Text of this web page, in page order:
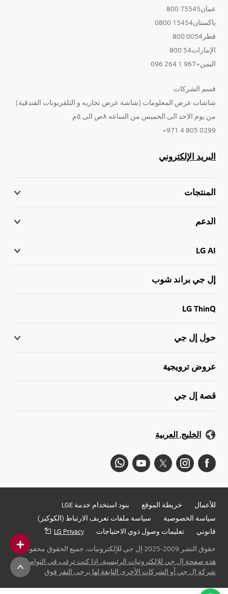
عمان75545 800
باكستان15454 0800
قطر0054 800
الإمارات54 800
اليمن+967 1 264 096
قسم الشركات
شاشات عرض المعلومات (شاشة عرض تجاريه و التلفزيونات الفندقية)
من يوم الاحد الى الخميس من الساعه ٨ص الى ٥م
0299 805 4 971+
البريد الإلكتروني
المنتجات
الدعم
LG AI
إل جي براند شوب
LG ThinQ
حول إل جي
عروض ترويجية
قصة إل جي
الخليج, العربية
للأعمال خريطة الموقع
بنود استخدام خدمة LGE
سياسة الخصوصية
سياسة ملفات تعريف الارتباط (الكوكيز)
قانوني
تعليمات وصول ذوي الاحتياجات
LG Privacy
حقوق النشر 2009-2025 إل جي للإلكترونيات. جميع الحقوق محفوظة
هذه صفحة إل جي للإلكترونيات الرئيسية، إذا كنت ترغب في التواصل مع
شركة إل جي أو الشركات الأخرى التابعة لها يرجى النقر فوق